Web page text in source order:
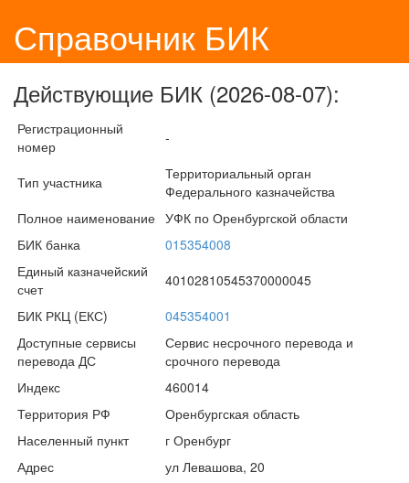
Справочник БИК
Действующие БИК (2026-08-07):
Регистрационный
номер
-
Тип участника
Территориальный орган
Федерального казначейства
Полное наименование УФК по Оренбургской области
БИК банка
015354008
Единый казначейский
счет
40102810545370000045
БИК РКЦ (ЕКС)
045354001
Доступные сервисы
перевода ДС
Сервис несрочного перевода и
срочного перевода
Индекс
460014
Территория РФ
Оренбургская область
Населенный пункт
г Оренбург
Адрес
ул Левашова, 20